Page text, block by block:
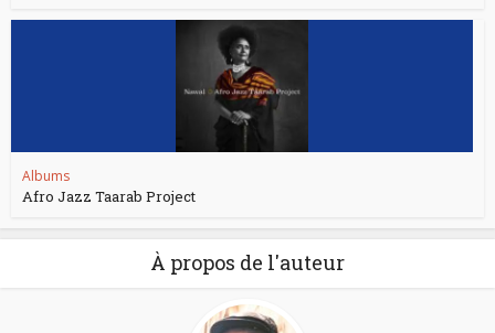
Albums
Afro Jazz Taarab Project
À propos de l'auteur